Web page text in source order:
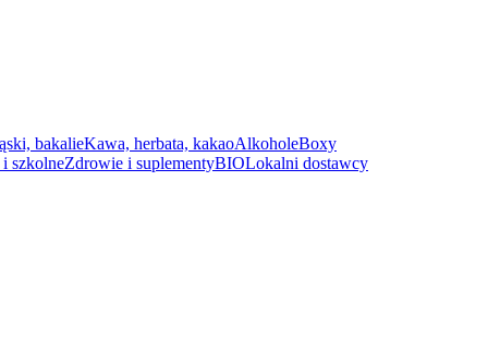
bakalieKawa, herbata, kakaoAlkoholeBoxy
szkolneZdrowie i suplementyBIOLokalni dostawcy